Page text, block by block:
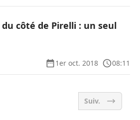
côté de Pirelli : un seul
1er oct. 2018
08:11
Suiv.